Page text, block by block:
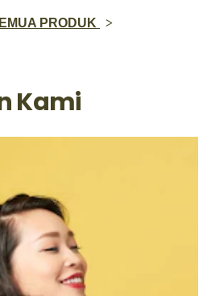
PRODUK
Kami